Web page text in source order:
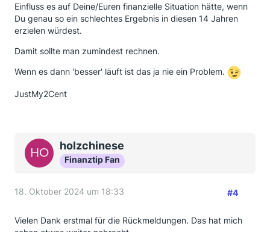
Einfluss es auf Deine/Euren finanzielle Situation hätte, wenn
Du genau so ein schlechtes Ergebnis in diesen 14 Jahren
erzielen würdest.
Damit sollte man zumindest rechnen.
Wenn es dann 'besser' läuft ist das ja nie ein Problem.
JustMy2Cent
holzchinese
Finanztip Fan
18. Oktober 2024 um 18:33 #4
Vielen Dank erstmal für die Rückmeldungen. Das hat mich